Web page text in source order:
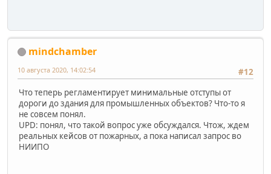
mindchamber
#12
10 августа 2020, 14:02:54
Что теперь регламентирует минимальные отступы от
дороги до здания для промышленных объектов? Что-то я
не совсем понял.
UPD: понял, что такой вопрос уже обсуждался. Чтож, ждем
реальных кейсов от пожарных, а пока написал запрос во
НИИПО